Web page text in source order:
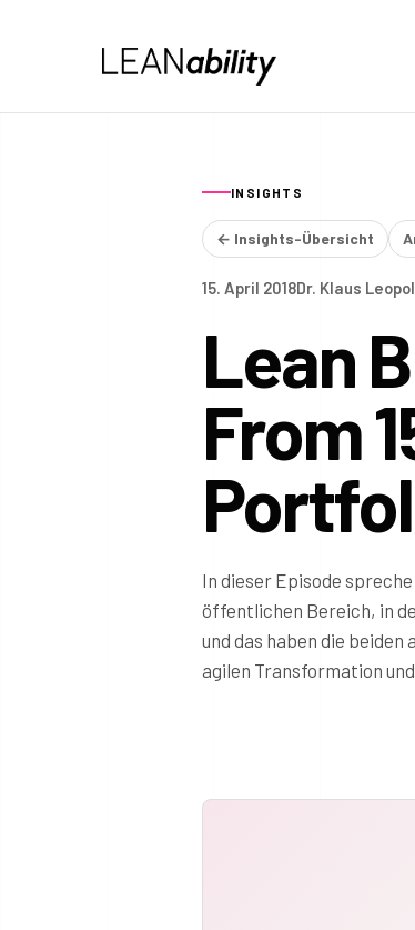
INSIGHTS
← Insights-Übersicht
15. April 2018Dr. Klaus
Lean
From
In dieser Episode
öffentlichen Bereich, in
und das haben die
agilen Transformation